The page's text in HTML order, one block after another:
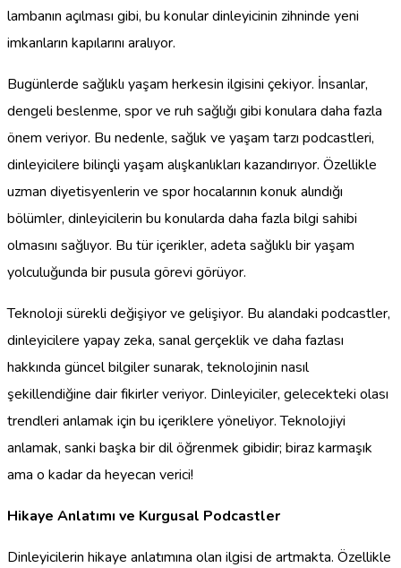
lambanın açılması gibi, bu konular dinleyicinin zihninde yeni
imkanların kapılarını aralıyor.
Bugünlerde sağlıklı yaşam herkesin ilgisini çekiyor. İnsanlar,
dengeli beslenme, spor ve ruh sağlığı gibi konulara daha fazla
önem veriyor. Bu nedenle, sağlık ve yaşam tarzı podcastleri,
dinleyicilere bilinçli yaşam alışkanlıkları kazandırıyor. Özellikle
uzman diyetisyenlerin ve spor hocalarının konuk alındığı
bölümler, dinleyicilerin bu konularda daha fazla bilgi sahibi
olmasını sağlıyor. Bu tür içerikler, adeta sağlıklı bir yaşam
yolculuğunda bir pusula görevi görüyor.
Teknoloji sürekli değişiyor ve gelişiyor. Bu alandaki podcastler,
dinleyicilere yapay zeka, sanal gerçeklik ve daha fazlası
hakkında güncel bilgiler sunarak, teknolojinin nasıl
şekillendiğine dair fikirler veriyor. Dinleyiciler, gelecekteki olası
trendleri anlamak için bu içeriklere yöneliyor. Teknolojiyi
anlamak, sanki başka bir dil öğrenmek gibidir; biraz karmaşık
ama o kadar da heyecan verici!
Hikaye Anlatımı ve Kurgusal Podcastler
Dinleyicilerin hikaye anlatımına olan ilgisi de artmakta. Özellikle